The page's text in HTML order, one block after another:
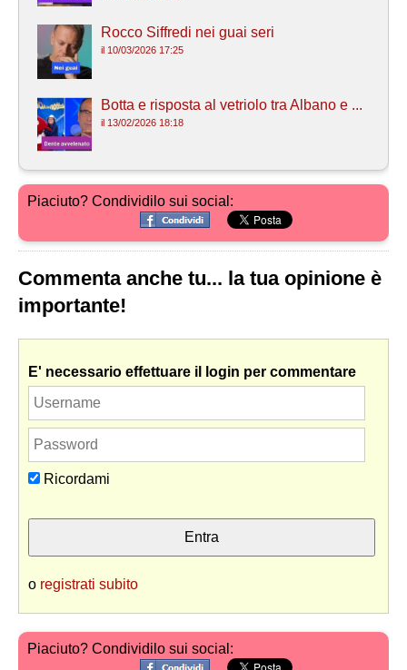
Rocco Siffredi nei guai seri
il 10/03/2026 17:25
Botta e risposta al vetriolo tra Albano e ...
il 13/02/2026 18:18
Piaciuto? Condividilo sui social:
Commenta anche tu... la tua opinione è
importante!
E' necessario effettuare il login per commentare
Ricordami
o registrati subito
Piaciuto? Condividilo sui social: